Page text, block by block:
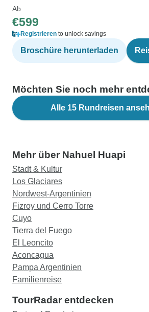
Ab
€599
Registrieren to unlock savings
Broschüre herunterladen
Möchten Sie noch mehr
Alle 15 Rundreisen
Mehr über Nahuel Huapi
Stadt & Kultur
Los Glaciares
Nordwest-Argentinien
Fizroy und Cerro Torre
Cuyo
Tierra del Fuego
El Leoncito
Aconcagua
Pampa Argentinien
Familienreise
TourRadar entdecken